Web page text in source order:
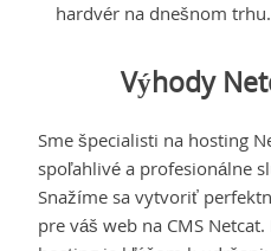
hardvér na dnešnom trhu.
Výhody
Sme špecialisti na hosting
spoľahlivé a profesionálne
Snažíme sa vytvoriť
pre váš web na CMS